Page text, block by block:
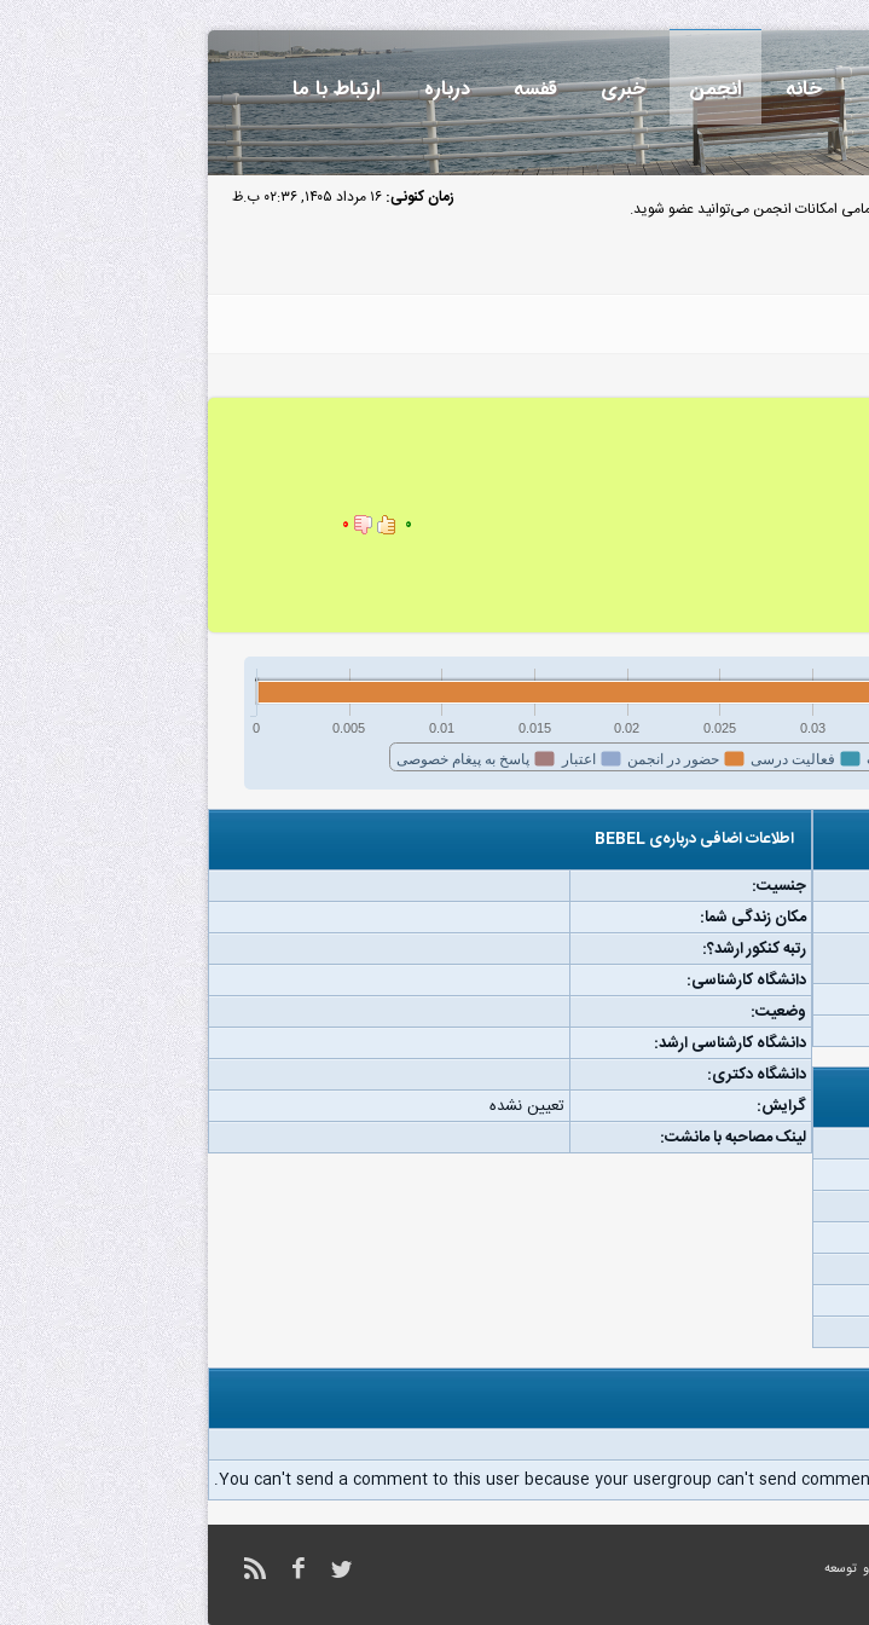
خانه انجمن خبری قفسه درباره ارتباط با ما
زمان کنونی: ۱۶ مرداد ۱۴۰۵, ۰۲:۳۶ ب.ظ
امکانات انجمن می‌توانید عضو شوید.
۰ ۰
فعالیت درسی حضور در انجمن اعتبار پاسخ به پیغام خصوصی
0 0.005 0.01 0.015 0.02 0.025 0.03
اطلاعات اضافی درباره‌ی BEBEL
جنسیت:
مکان زندگی شما:
رتبه کنکور ارشد؟:
دانشگاه کارشناسی:
وضعیت:
دانشگاه کارشناسی ارشد:
دانشگاه دکتری:
گرایش:
تعیین نشده
لینک مصاحبه با مانشت:
You can't send a comment to this user because your usergroup can't send
توسعه